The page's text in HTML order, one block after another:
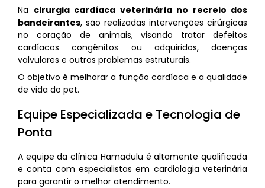
Na cirurgia cardíaca veterinária no recreio dos
bandeirantes, são realizadas intervenções cirúrgicas
no coração de animais, visando tratar defeitos
cardíacos congênitos ou adquiridos, doenças
valvulares e outros problemas estruturais.
O objetivo é melhorar a função cardíaca e a qualidade
de vida do pet.
Equipe Especializada e Tecnologia de
Ponta
A equipe da clínica Hamadulu é altamente qualificada
e conta com especialistas em cardiologia veterinária
para garantir o melhor atendimento.